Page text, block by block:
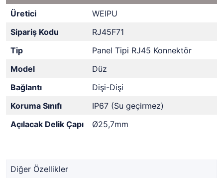
Üretici
WEIPU
Sipariş Kodu
RJ45F71
Tip
Panel Tipi RJ45 Konnektör
Model
Düz
Bağlantı
Dişi-Dişi
Koruma Sınıfı
IP67 (Su geçirmez)
Açılacak Delik Çapı
Ø25,7mm
Diğer Özellikler